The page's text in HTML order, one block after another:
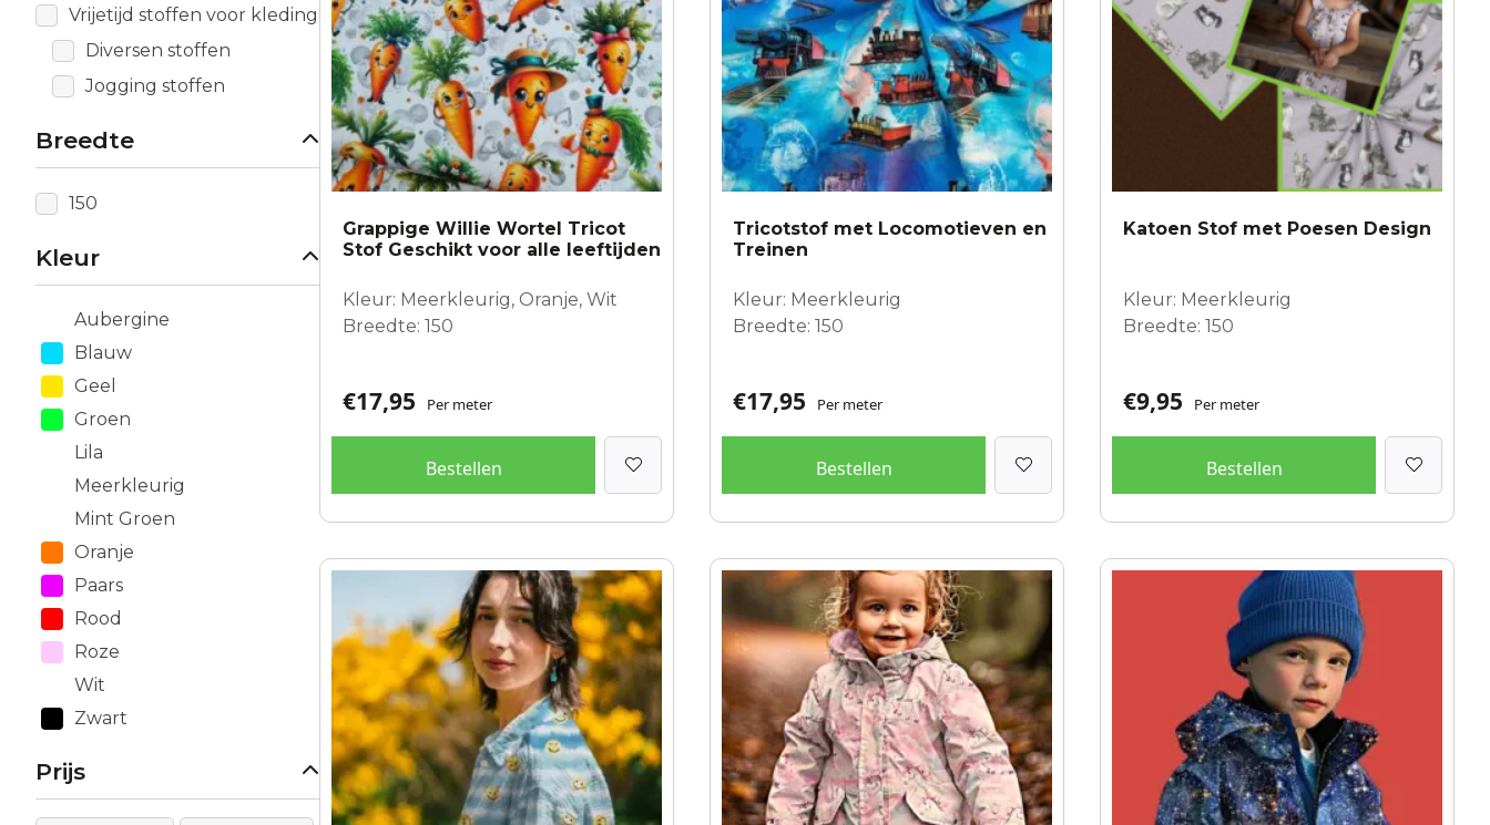
Vrijetijd stoffen voor kleding
Diversen stoffen
Jogging stoffen
Breedte
150
Kleur
Aubergine
Blauw
Geel
Groen
Lila
Meerkleurig
Mint Groen
Oranje
Paars
Rood
Roze
Wit
Zwart
Prijs
Grappige Willie Wortel Tricot
Stof Geschikt voor alle leeftijden
Kleur: Meerkleurig, Oranje, Wit
Breedte: 150
€17,95 Per meter
Bestellen
Tricotstof met Locomotieven en
Treinen
Kleur: Meerkleurig
Breedte: 150
€17,95 Per meter
Bestellen
Katoen Stof met Poesen Design
Kleur: Meerkleurig
Breedte: 150
€9,95 Per meter
Bestellen